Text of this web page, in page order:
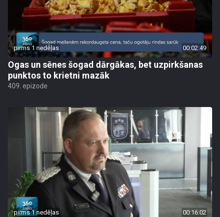
pirms 1 nedēļas 00:02:49
Ogas un sēnes šogad dārgākas, bet uzpirkšanas
punktos to krietni mazāk
409. epizode
pirms 1 nedēļas 00:16:02